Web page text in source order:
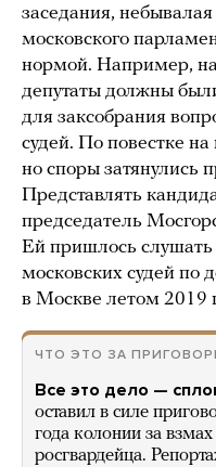
заседания,
московского
нормой. Например,
депутаты должны
для заксобрания
судей. По повестке
но споры затянулись
Представлять
председатель
Ей пришлось слушать
московских судей по
в Москве летом 2019
ЧТО ЭТО ЗА
Все это дело —
оставил в силе
года колонии за
росгвардейца.